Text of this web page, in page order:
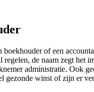
of een
de naam zegt het
administratie. Ook
gezonde winst of zijn er